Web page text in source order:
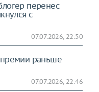
перенес
с
07.07.2026, 22:50
премии раньше
07.07.2026, 22:46